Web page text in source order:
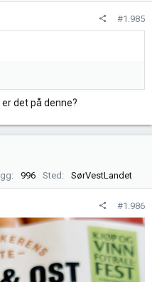
#1.985
er det på denne?
996 Sted SørVestLandet
#1.986